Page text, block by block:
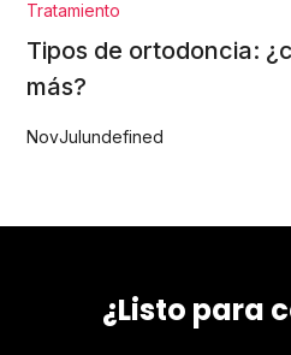
Tratamiento
Tipos de ortodoncia:
más?
NovJulundefined
¿Listo para